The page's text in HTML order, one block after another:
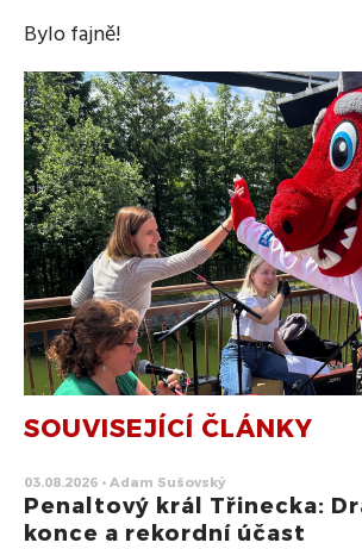
Bylo fajně!
SOUVISEJÍCÍ ČLÁNKY
03.08.2026 • Adam Sušovský
Penaltový král Třinecka:
konce a rekordní účast